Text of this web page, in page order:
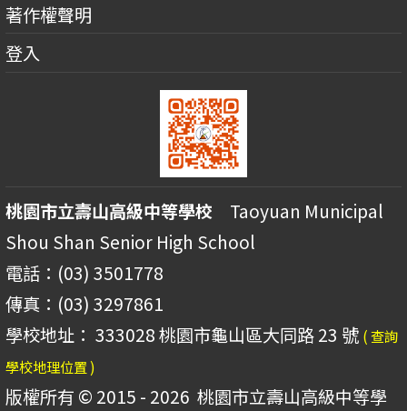
著作權聲明
登入
桃園市立壽山高級中等學校 Taoyuan Municipal
Shou Shan Senior High School
電話：(03) 3501778
傳真：(03) 3297861
學校地址： 333028 桃園市龜山區大同路 23 號 ( 查詢
學校地理位置 )
版權所有 © 2015 - 2026 桃園市立壽山高級中等學